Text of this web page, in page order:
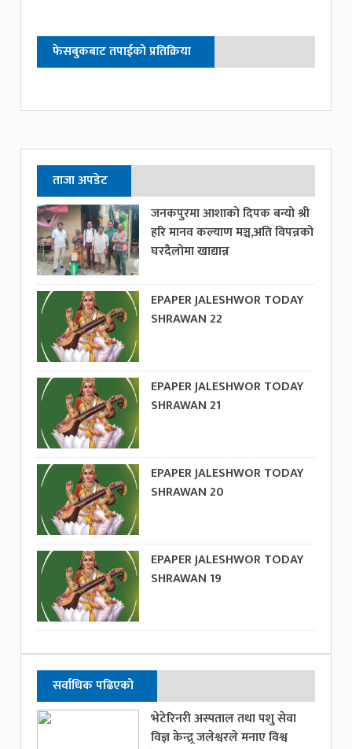
फेसबुकबाट तपाईको प्रतिक्रिया
ताजा अपडेट
जनकपुरमा आशाको दिपक बन्यो श्री
हरि मानव कल्याण मञ्च,अति विपन्नको
घरदैलोमा खाद्यान्न
EPAPER JALESHWOR TODAY
SHRAWAN 22
EPAPER JALESHWOR TODAY
SHRAWAN 21
EPAPER JALESHWOR TODAY
SHRAWAN 20
EPAPER JALESHWOR TODAY
SHRAWAN 19
सर्वाधिक पढिएको
भेटेरिनरी अस्पताल तथा पशु सेवा
विज्ञ केन्द्र्र जलेश्वरले मनाए विश्व